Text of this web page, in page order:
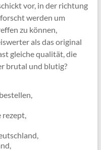
vor, in der richtung
werden um
zu können,
als das original
gleiche qualität, die
brutal und blutig?
rezept,